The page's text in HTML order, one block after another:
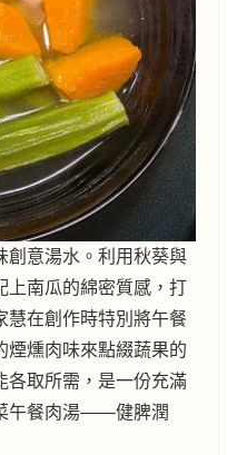
創意湯水。利用秋葵與
上南瓜的綿密質感，打
慧在創作時特別將午餐
煙燻肉味來點綴蔬果的
各取所需，是一份充滿
午餐肉湯——健脾潤